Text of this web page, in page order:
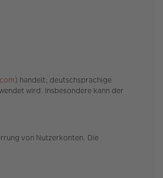
) handelt; deutschsprachige
wird. Insbesondere kann der
von Nutzerkonten. Die